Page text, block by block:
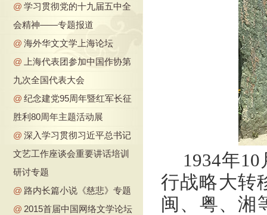
@ 学习贯彻党的十九届五中全
会精神——专题报道
@ 海外华文文学上海论坛
@
上海代表团参加中国作协第
九次全国代表大会
@ 纪念建党95周年暨红军长征
胜利80周年主题活动展
@ 深入学习贯彻习近平总书记
文艺工作座谈会重要讲话培训
研讨专题
@ 路内长篇小说《慈悲》专题
@ 2015首届中国网络文学论坛
1934年
行战略大转
闽、粤、湘